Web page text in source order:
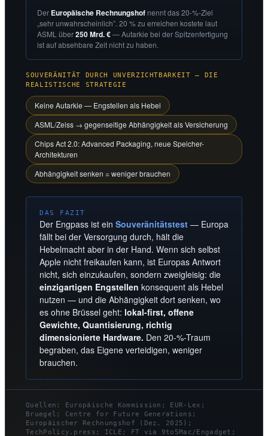
Der Europäische Rechnungshof nennt das 20-%-Ziel
„sehr unwahrscheinlich”. 20 % zu erreichen kostete laut
ASML über250 Mrd. €— Autarkie bei der Spitzenfertigung
ist auf absehbare Zeit nicht zu haben.
SOUVERÄNITÄT DURCH UNVERZICHTBARKEIT — DIE
REALISTISCHE STRATEGIE
Keine Autarkie — Engstellen als Hebel
ASML/Zeiss → gegenseitige Abhängigkeit als Versicherung
Chips Act 2.0: Advanced Packaging, neue Speicher-
Architekturen
Abhängigkeit senken = weniger brauchen
DAS FAZIT
Der Engpass ist ein Souveränitätstest — Europa
fällt bei der Versorgung durch, hält die
Hebelmacht aber in der Hand. Wenn sich selbst
Apple nicht freikaufen kann, ist Europas Antwort
nicht, sich einzukaufen, sondern zweigleisig: die
einzigartigen Engstellen konsequent als Hebel
nutzen — und die Abhängigkeit dort senken, wo
es ohne Brüssel geht: lokal-first, offene
Gewichte, Quantisierung, richtig
dimensionierte Hardware. Den 20-%-Traum
begraben, das Eigene verteidigen, weniger
brauchen.
Quellen: Europäische Kommission; EUR-Lex;
Bruegel; Centre for Future Generations;
Europäischer Rechnungshof (Dez. 2025);
TechPolicy.press; ICLE; FT via 9to5Mac/Engadget;